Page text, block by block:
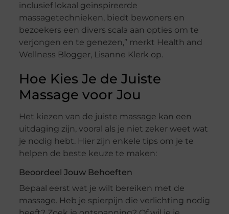
inclusief lokaal geïnspireerde
massagetechnieken, biedt bewoners en
bezoekers een divers scala aan opties om te
verjongen en te genezen,” merkt Health and
Wellness Blogger, Lisanne Klerk op.
Hoe Kies Je de Juiste
Massage voor Jou
Het kiezen van de juiste massage kan een
uitdaging zijn, vooral als je niet zeker weet wat
je nodig hebt. Hier zijn enkele tips om je te
helpen de beste keuze te maken:
Beoordeel Jouw Behoeften
Bepaal eerst wat je wilt bereiken met de
massage. Heb je spierpijn die verlichting nodig